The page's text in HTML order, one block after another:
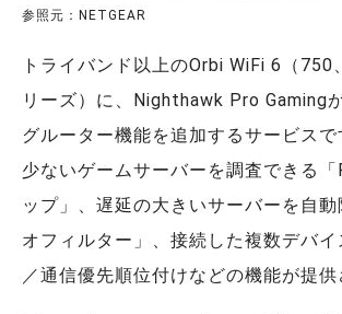
参照元：NETGEAR
トライバンド以上のOrbi WiFi 6（750
リーズ）に、Nighthawk Pro Gaming
グルーター機能を追加するサービス
少ないゲームサーバーを調査できる
ップ」、遅延の大きいサーバーを自
オフィルター」、接続した複数デバ
／通信優先順位付けなどの機能が提供